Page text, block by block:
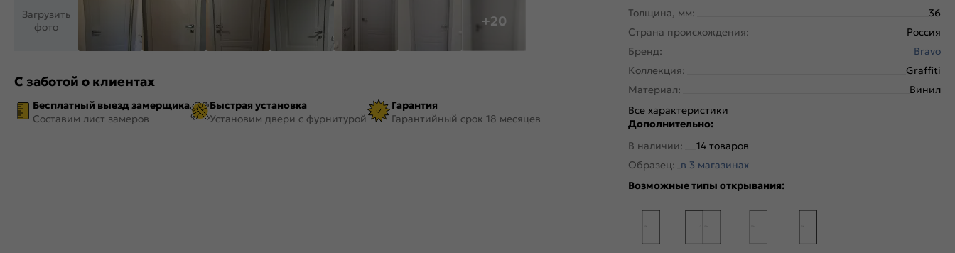
Загрузить
фото
+20
С заботой о клиентах
Бесплатный выезд замерщика
Составим лист замеров
Быстрая установка
Установим двери с фурнитурой
Гарантия
Гарантийный срок 18 месяцев
Толщина, мм:
36
Страна происхождения:
Россия
Бренд:
Bravo
Коллекция:
Graffiti
Материал:
Винил
Все характеристики
Дополнительно:
В наличии:
14 товаров
Образец: в 3 магазинах
Возможные типы открывания: